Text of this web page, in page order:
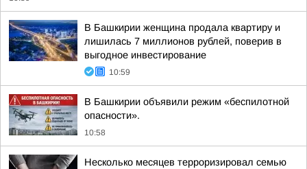
В Башкирии женщина продала квартиру и
лишилась 7 миллионов рублей, поверив в
выгодное инвестирование
10:59
В Башкирии объявили режим «беспилотной
опасности».
10:58
Несколько месяцев терроризировал семью